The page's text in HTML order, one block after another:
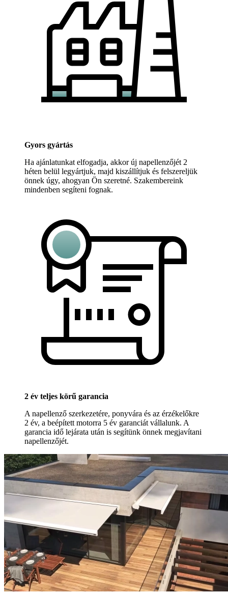
Gyors gyártás
Ha ajánlatunkat elfogadja, akkor új napellenzőjét 2
héten belül legyártjuk, majd kiszállítjuk és felszereljük
önnek úgy, ahogyan Ön szeretné. Szakembereink
mindenben segíteni fognak.
2 év teljes körű garancia
A napellenző szerkezetére, ponyvára és az érzékelőkre
2 év, a beépített motorra 5 év garanciát vállalunk. A
garancia idő lejárata után is segítünk önnek megjavítani
napellenzőjét.